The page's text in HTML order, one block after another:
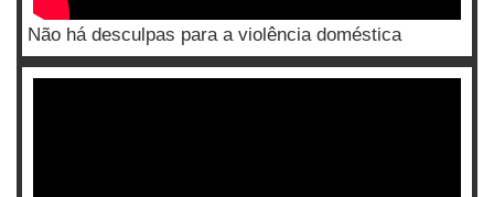
Não há desculpas para a violência doméstica